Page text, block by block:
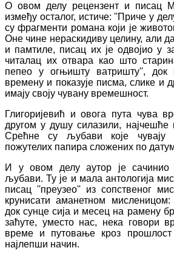
О овом делу рецензент и писац
између осталог, истиче:''Приче у
су фрагменти романа који је
Оне чине нераскидиву целину, али
и памтиле, писац их је одвојио у
читалац их отвара као што
пепео у огњишту ватришту'', док
времену и показује писма, слике и
имају своју чувану времешност.
Глигоријевић и овога пута чува
другом у душу силазили, најчешће
Срећне су љубави које чувају
пожутелих папира сложених по
И у овом делу аутор је сачинио
љубави. Ту је и мала антологија
писац ''преузео'' из сопственог
крунисати аманетном
док сунце сија и месец на рамену
заћуте, уместо нас, нека говори
време и путовање кроз прошлост
најлепши начин.